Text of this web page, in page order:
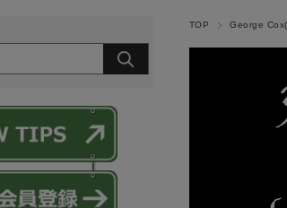
TOP George